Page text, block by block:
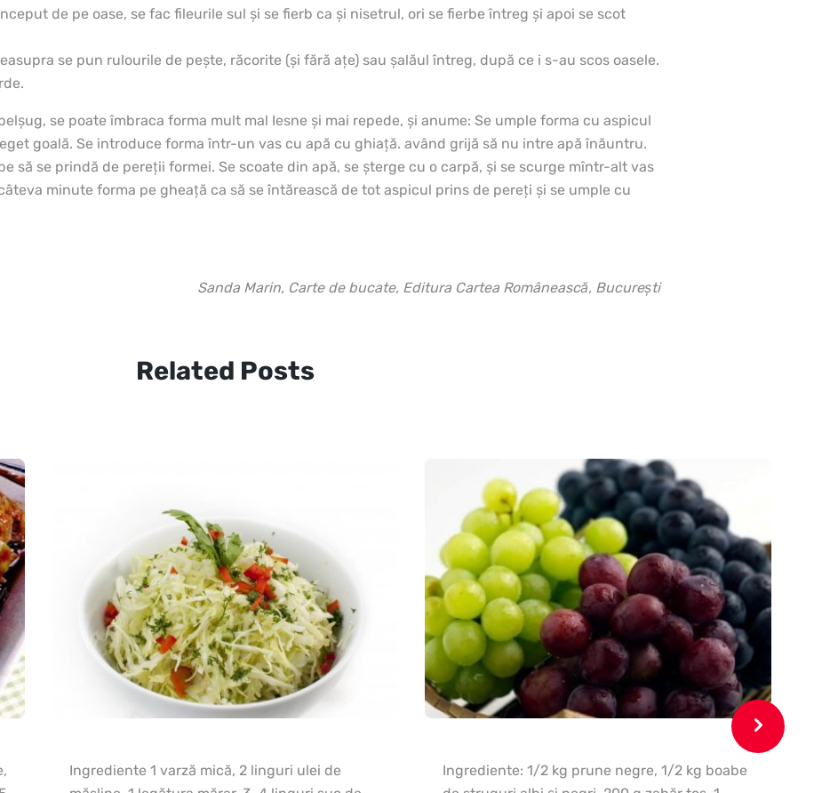
de pe oase, se fac fileurile sul şi se fierb ca şi nisetrul, ori se fierbe întreg şi apoi se scot
se pun rulourile de peşte, răcorite (şi fără aţe) sau şalăul întreg, după ce i s-au scos oasele.
se poate îmbraca forma mult mal Iesne şi mai repede, şi anume: Se umple forma cu aspicul
goală. Se introduce forma într-un vas cu apă cu ghiaţă. având grijă să nu intre apă înăuntru.
să se prindă de pereţii formei. Se scoate din apă, se şterge cu o carpă, şi se scurge mîntr-alt vas
minute forma pe gheaţă ca să se întărească de tot aspicul prins de pereţi şi se umple cu
Sanda Marin, Carte de bucate, Editura Cartea Românească, Bucureşti
Related Posts
Ingrediente 1 varză mică, 2 linguri ulei de
Ingrediente: 1/2 kg prune negre, 1/2 kg boabe